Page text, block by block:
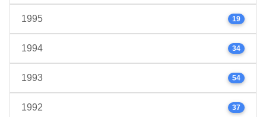
1995 19
1994 34
1993 54
1992 37